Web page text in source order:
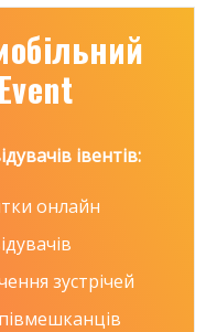
івентів:
онлайн
зустрічей